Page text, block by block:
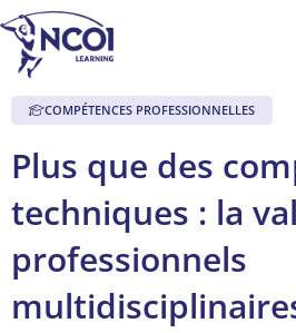
Plus que des
techniques : la
professionnels
COMPÉTENCES PROFESSIONNELLES